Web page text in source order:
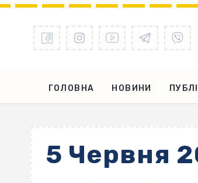
ГОЛОВНА НОВИНИ
5 Червня